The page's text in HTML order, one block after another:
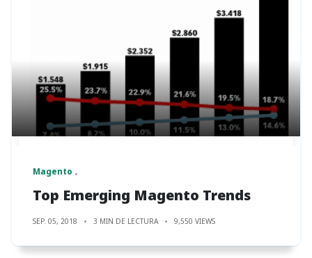
Magento
Top Emerging Magento Trends
SEP. 05, 2018 3 MIN DE LECTURA 9,550 VIEWS